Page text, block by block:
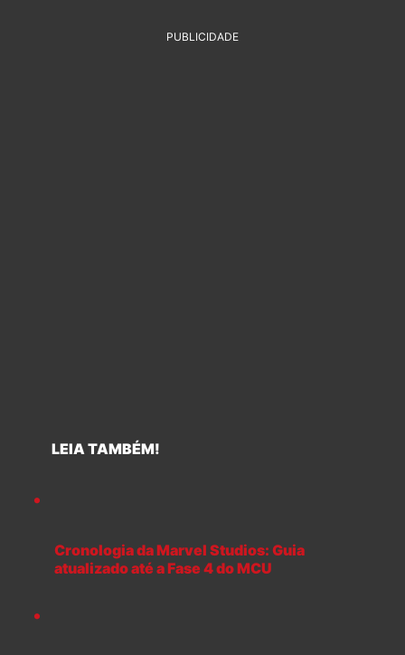
PUBLICIDADE
LEIA TAMBÉM!
Cronologia da Marvel Studios: Guia
atualizado até a Fase 4 do MCU